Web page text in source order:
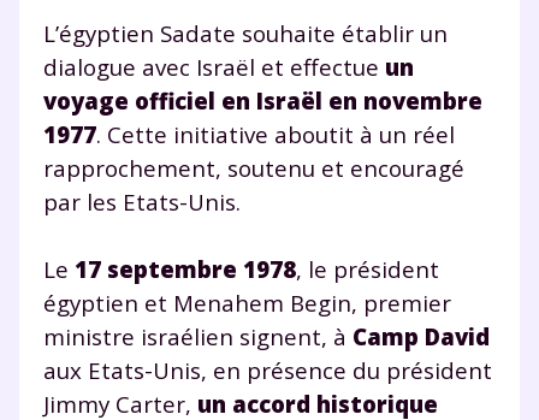
L’égyptien Sadate souhaite établir un
dialogue avec Israël et effectue un
voyage officiel en Israël en novembre
1977. Cette initiative aboutit à un réel
rapprochement, soutenu et encouragé
par les Etats-Unis.
Le 17 septembre 1978, le président
égyptien et Menahem Begin, premier
ministre israélien signent, à Camp David
aux Etats-Unis, en présence du président
Jimmy Carter, un accord historique